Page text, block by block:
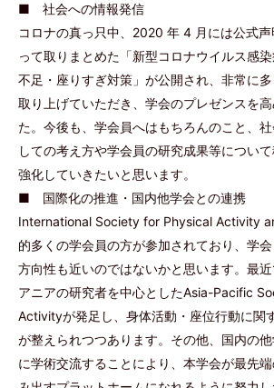
■ 社会への情報発信
コロナの真っ只中、2020 年 4 月には公式
って取りまとめた「新型コロナウイルス感
不足・座りすぎ対策」が公開され、非常に
取り上げていただき、学会のプレゼンスを
た。今後も、学会員へはもちろんのこと、
しての考え方や学会員の研究成果等につい
強化していきたいと思います。
■ 国際化の推進・国内他学会との連携
International Society for Physical Activity
的多くの学会員の方が参加されており、学
方向性も近いのではないかと思います。最
アニアの研究者を中心としたAsia-Pacific
Activityが発足し、身体活動・座位行動に関
が整えられつつあります。その他、国内の
に学術交流することにより、本学会が最先